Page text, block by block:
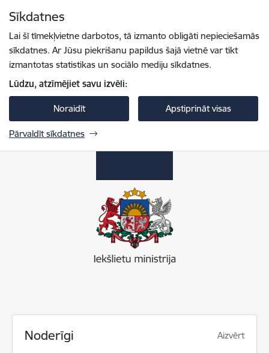
Sīkdatnes
Lai šī tīmekļvietne darbotos, tā izmanto obligāti nepieciešamās
sīkdatnes. Ar Jūsu piekrišanu papildus šajā vietnē var tikt
izmantotas statistikas un sociālo mediju sīkdatnes.
Lūdzu, atzīmējiet savu izvēli:
Noraidīt Apstiprināt visas
Pārvaldīt sīkdatnes
Noderīgi Aizvērt